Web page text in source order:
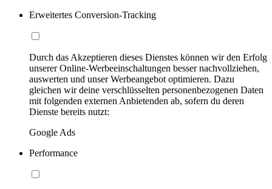
Erweitertes Conversion-Tracking
Durch das Akzeptieren dieses Dienstes können wir den Erfolg
unserer Online-Werbeeinschaltungen besser nachvollziehen,
auswerten und unser Werbeangebot optimieren. Dazu
gleichen wir deine verschlüsselten personenbezogenen Daten
mit folgenden externen Anbietenden ab, sofern du deren
Dienste bereits nutzt:
Google Ads
Performance